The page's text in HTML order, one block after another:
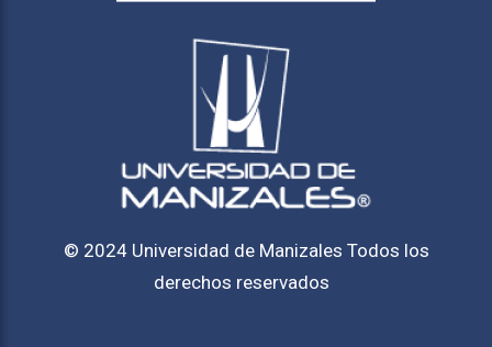
© 2024 Universidad de Manizales Todos los
derechos reservados